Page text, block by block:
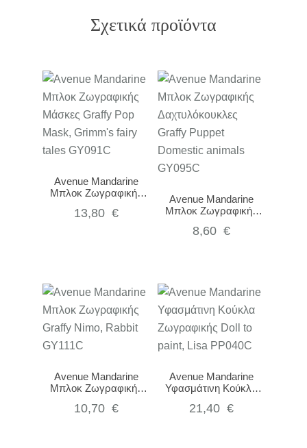
Σχετικά προϊόντα
Avenue Mandarine
Μπλοκ Ζωγραφικής
Mask, Grimm’s fairy
13,80 €
Avenue Mandarine
Μπλοκ Ζωγραφικής
Puppet Domestic
8,60 €
Avenue Mandarine
Μπλοκ Ζωγραφικής
GY111C
10,70 €
Avenue Mandarine
Υφασμάτινη Κούκλα
PP040C
21,40 €